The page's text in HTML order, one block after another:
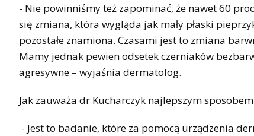
- Nie powinniśmy też zapominać, że nawet 60
się zmiana, która wygląda jak mały płaski
pozostałe znamiona. Czasami jest to zmiana
Mamy jednak pewien odsetek czerniaków
agresywne – wyjaśnia dermatolog.
Jak zauważa dr Kucharczyk najlepszym
- Jest to badanie, które za pomocą urządzenia